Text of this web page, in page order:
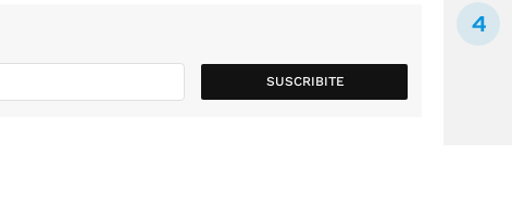
SUSCRIBITE